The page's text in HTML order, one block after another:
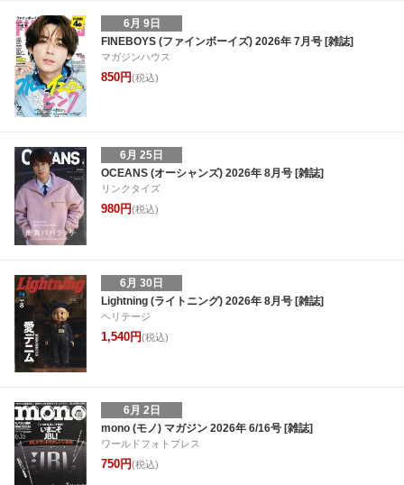
6月 9日
FINEBOYS (ファインボーイズ) 2026年 7月号 [雑誌]
マガジンハウス
850円(税込)
6月 25日
OCEANS (オーシャンズ) 2026年 8月号 [雑誌]
リンクタイズ
980円(税込)
6月 30日
Lightning (ライトニング) 2026年 8月号 [雑誌]
ヘリテージ
1,540円(税込)
6月 2日
mono (モノ) マガジン 2026年 6/16号 [雑誌]
ワールドフォトプレス
750円(税込)